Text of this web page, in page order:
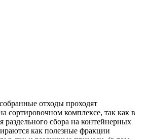
отходы проходят
сортировочном комплексе, так как в
раздельного сбора на контейнерных
как полезные фракции